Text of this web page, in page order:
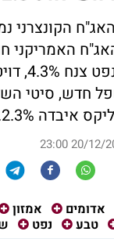
הקונצרני
האמריקני
הדולר
איבדה 2.3%.
20/12/2018
אדומים אמזון
טבע נפט